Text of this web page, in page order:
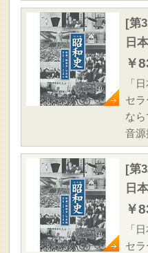
[第
日
￥
「
セ
な
音
[第
日
￥
「
セ